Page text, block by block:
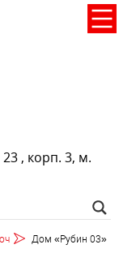
, корп. 3, м.
Дом «Рубин 03»